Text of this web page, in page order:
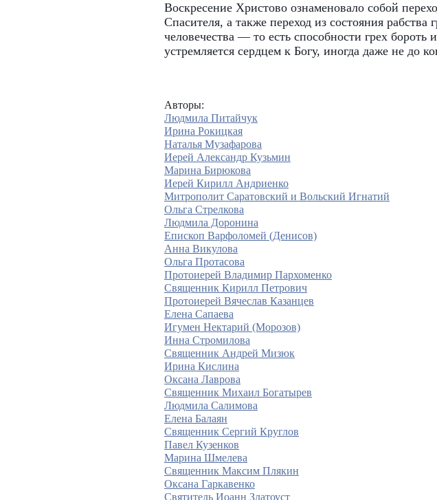
Воскресение Христово ознаменовало собой
Спасителя, а также переход из состояния рабства
человечества — то есть способности грех
устремляется сердцем к Богу, иногда даже не до
Авторы:
Людмила Питайчук
Ирина Рокицкая
Наталья Музафарова
Иерей Александр Кузьмин
Марина Бирюкова
Иерей Кирилл Андриенко
Митрополит Саратовский и Вольский Игнатий
Ольга Стрелкова
Людмила Доронина
Епископ Варфоломей (Денисов)
Анна Викулова
Ольга Протасова
Протоиерей Владимир Пархоменко
Священник Кирилл Петрович
Протоиерей Вячеслав Казанцев
Елена Сапаева
Игумен Нектарий (Морозов)
Инна Стромилова
Священник Андрей Мизюк
Ирина Кислина
Оксана Лаврова
Священник Михаил Богатырев
Людмила Салимова
Елена Балаян
Священник Сергий Круглов
Павел Кузенков
Марина Шмелева
Священник Максим Плякин
Оксана Гаркавенко
Святитель Иоанн Златоуст